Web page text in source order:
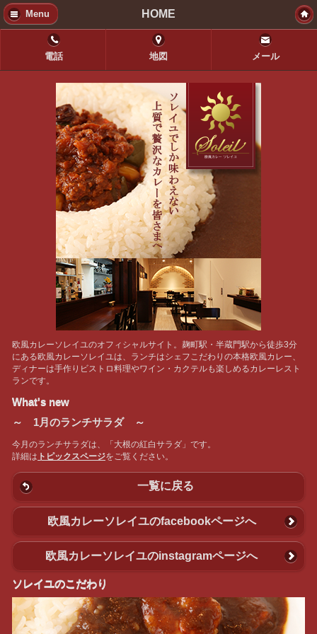
Menu HOME
電話 地図 メール
欧風カレーソレイユのオフィシャルサイト。麹町駅・半蔵門駅から徒歩3分
にある欧風カレーソレイユは、ランチはシェフこだわりの本格欧風カレー、
ディナーは手作りビストロ料理やワイン・カクテルも楽しめるカレーレスト
ランです。
What's new
～ 1月のランチサラダ ～
今月のランチサラダは、「大根の紅白サラダ」です。
詳細は トピックスページをご覧ください。
一覧に戻る
欧風カレーソレイユのfacebookページへ
欧風カレーソレイユのinstagramページへ
ソレイユのこだわり